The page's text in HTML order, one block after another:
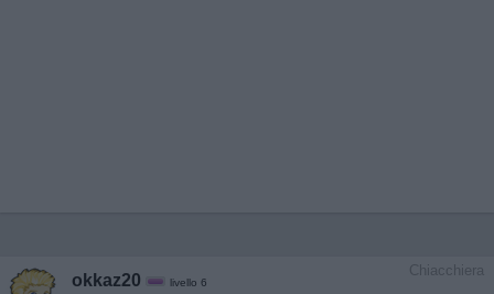
Chiacchiera
okkaz20 livello 6